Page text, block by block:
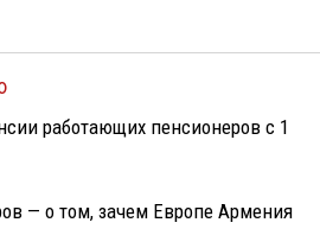
работающих пенсионеров с 1
— о том, зачем Европе Армения